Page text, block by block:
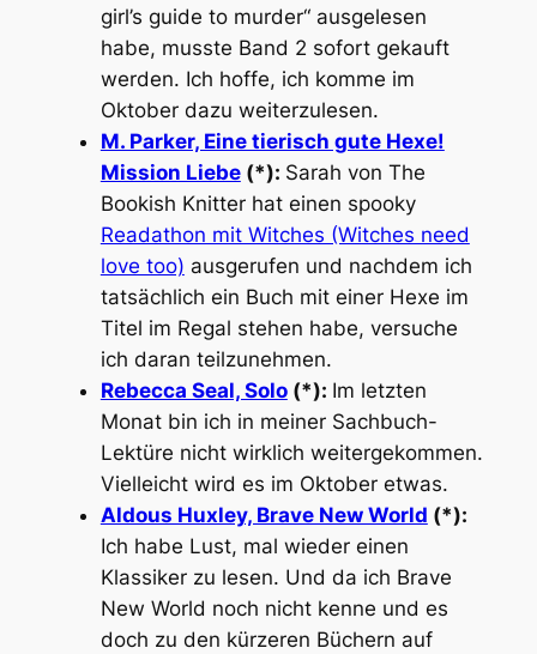
girl’s guide to murder“ ausgelesen
habe, musste Band 2 sofort gekauft
werden. Ich hoffe, ich komme im
Oktober dazu weiterzulesen.
M. Parker, Eine tierisch gute Hexe!
Mission Liebe(*): Sarah von The
Bookish Knitter hat einen spooky
Readathon mit Witches (Witches need
love too) ausgerufen und nachdem ich
tatsächlich ein Buch mit einer Hexe im
Titel im Regal stehen habe, versuche
ich daran teilzunehmen.
Rebecca Seal, Solo(*): Im letzten
Monat bin ich in meiner Sachbuch-
Lektüre nicht wirklich weitergekommen.
Vielleicht wird es im Oktober etwas.
Aldous Huxley, Brave New World (*):
Ich habe Lust, mal wieder einen
Klassiker zu lesen. Und da ich Brave
New World noch nicht kenne und es
doch zu den kürzeren Büchern auf